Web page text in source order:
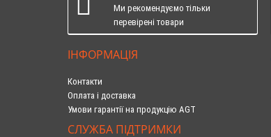
Ми рекомендуємо тільки
перевірені товари
ІНФОРМАЦІЯ
Контакти
Оплата і доставка
Умови гарантії на продукцію AGT
СЛУЖБА ПІДТРИМКИ